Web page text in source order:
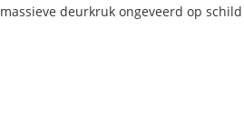
massieve deurkruk ongeveerd op